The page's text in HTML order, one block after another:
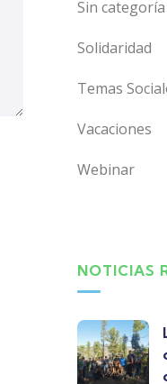
Sin categoría
Solidaridad
Temas
Vacaciones
Webinar
NOTICIAS